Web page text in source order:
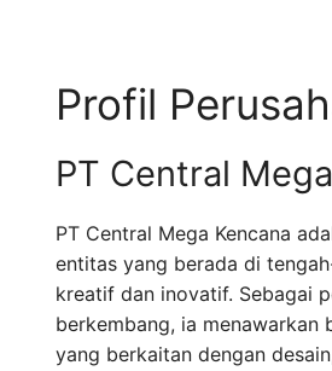
Profil
PT Central
PT Central Mega Kencana
entitas yang berada di
kreatif dan inovatif. Sebagai
berkembang, ia menawarkan
yang berkaitan dengan